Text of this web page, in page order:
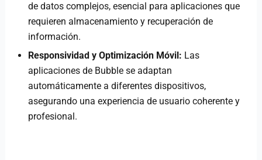
de datos complejos, esencial para aplicaciones que
requieren almacenamiento y recuperación de
información.
Responsividad y Optimización Móvil: Las
aplicaciones de Bubble se adaptan
automáticamente a diferentes dispositivos,
asegurando una experiencia de usuario coherente y
profesional.